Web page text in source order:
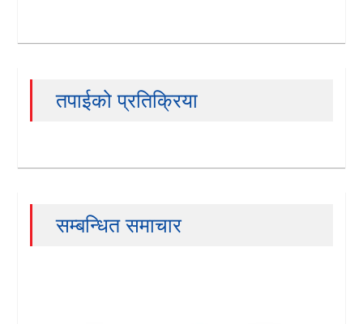
तपाईको प्रतिक्रिया
सम्बन्धित समाचार